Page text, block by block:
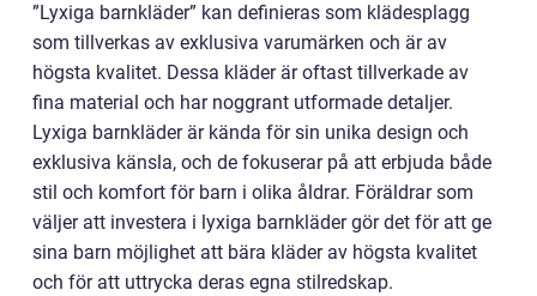
”Lyxiga barnkläder” kan definieras som klädesplagg
som tillverkas av exklusiva varumärken och är av
högsta kvalitet. Dessa kläder är oftast tillverkade av
fina material och har noggrant utformade detaljer.
Lyxiga barnkläder är kända för sin unika design och
exklusiva känsla, och de fokuserar på att erbjuda både
stil och komfort för barn i olika åldrar. Föräldrar som
väljer att investera i lyxiga barnkläder gör det för att ge
sina barn möjlighet att bära kläder av högsta kvalitet
och för att uttrycka deras egna stilredskap.